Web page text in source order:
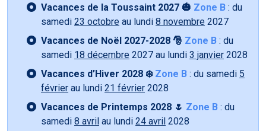
Vacances de la Toussaint 2027 🎃 Zone B : du
samedi 23 octobre au lundi 8 novembre 2027
Vacances de Noël 2027-2028 🎅 Zone B : du
samedi 18 décembre 2027 au lundi 3 janvier 2028
Vacances d’Hiver 2028 ❄️ Zone B : du samedi 5
février au lundi 21 février 2028
Vacances de Printemps 2028 🌷 Zone B : du
samedi 8 avril au lundi 24 avril 2028